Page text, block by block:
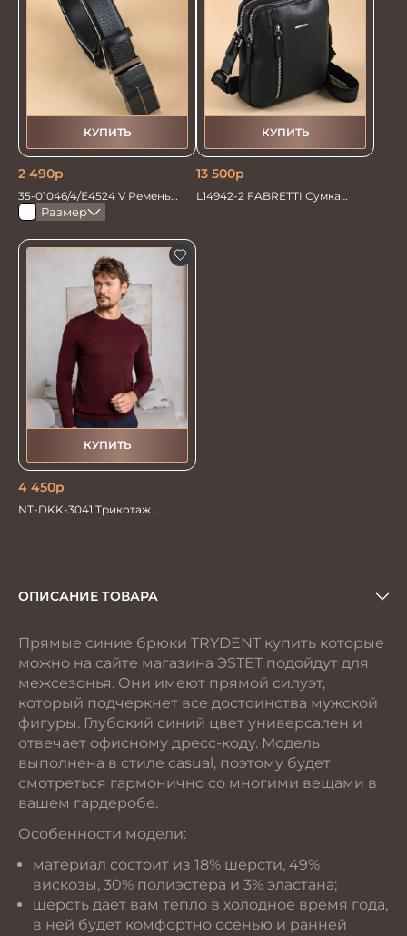
КУПИТЬ
2 490р
35-01046/4/Е4524 V Ремень
мужской 125см. черный
автомат/зажим
КУПИТЬ
13 500р
L14942-2 FABRETTI Сумка
Размер
КУПИТЬ
4 450р
NT-DKK-3041 Трикотаж
ОПИСАНИЕ ТОВАРА
Прямые синие брюки TRYDENT купить которые
можно на сайте магазина ЭSТЕТ подойдут для
межсезонья. Они имеют прямой силуэт,
который подчеркнет все достоинства мужской
фигуры. Глубокий синий цвет универсален и
отвечает офисному дресс-коду. Модель
выполнена в стиле casual, поэтому будет
смотреться гармонично со многими вещами в
вашем гардеробе.
Особенности модели:
материал состоит из 18% шерсти, 49%
вискозы, 30% полиэстера и 3% эластана;
шерсть дает вам тепло в холодное время года,
в ней будет комфортно осенью и ранней